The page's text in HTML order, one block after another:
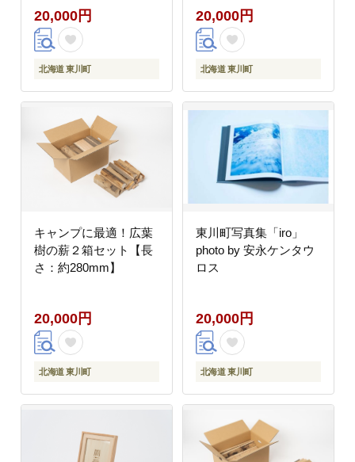
20,000円
北海道 東川町
20,000円
北海道 東川町
キャンプに最適！広葉
樹の薪２箱セット【長
さ：約280mm】
20,000円
北海道 東川町
東川町写真集「iro」
photo by 安永ケンタウ
ロス
20,000円
北海道 東川町